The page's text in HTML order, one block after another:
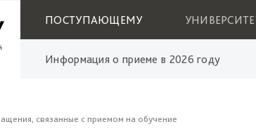
ПОСТУПАЮЩЕМУ
Информация о приеме в 2026 году
связанные с приемом на обучение